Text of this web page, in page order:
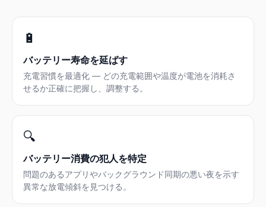
🔋
バッテリー寿命を延ばす
充電習慣を最適化 — どの充電範囲や温度が電池を消耗さ
せるか正確に把握し、調整する。
🔍
バッテリー消費の犯人を特定
問題のあるアプリやバックグラウンド同期の悪い夜を示す
異常な放電傾斜を見つける。